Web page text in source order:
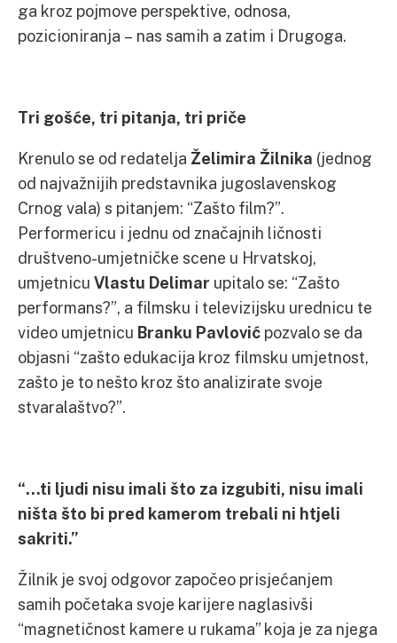
ga kroz pojmove perspektive, odnosa,
pozicioniranja – nas samih a zatim i Drugoga.
Tri gošće, tri pitanja, tri priče
Krenulo se od redatelja Želimira Žilnika (jednog
od najvažnijih predstavnika jugoslavenskog
Crnog vala) s pitanjem: “Zašto film?”.
Performericu i jednu od značajnih ličnosti
društveno-umjetničke scene u Hrvatskoj,
umjetnicu Vlastu Delimar upitalo se: “Zašto
performans?”, a filmsku i televizijsku urednicu te
video umjetnicu Branku Pavlović pozvalo se da
objasni “zašto edukacija kroz filmsku umjetnost,
zašto je to nešto kroz što analizirate svoje
stvaralaštvo?”.
“…ti ljudi nisu imali što za izgubiti, nisu imali
ništa što bi pred kamerom trebali ni htjeli
sakriti.”
Žilnik je svoj odgovor započeo prisjećanjem
samih početaka svoje karijere naglasivši
“magnetičnost kamere u rukama” koja je za njega